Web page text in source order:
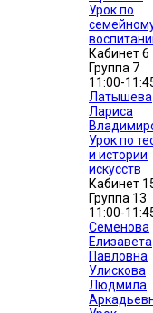
Урок по
Кабинет 6
Группа 7
11:00-
Латышева
Лариса
Урок по
и истории
искусств
Кабинет
Группа 13
11:00-
Семенова
Елизавета
Павловна
Улискова
Людмила